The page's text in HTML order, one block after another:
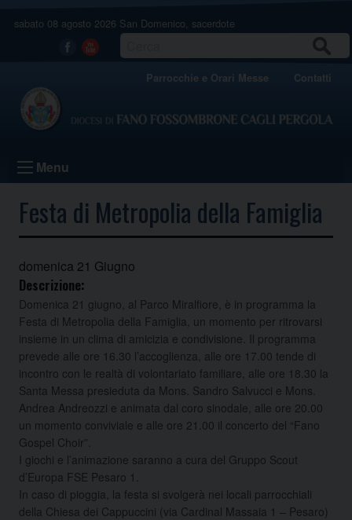
sabato 08 agosto 2026 San Domenico, sacerdote
Facebook
Youtube
Parrocchie e Orari Messe Contatti
Menu
Festa di Metropolia della Famiglia
domenica 21 Giugno
Descrizione:
Domenica 21 giugno, al Parco Miralfiore, è in programma la
Festa di Metropolia della Famiglia, un momento per ritrovarsi
insieme in un clima di amicizia e condivisione. Il programma
prevede alle ore 16.30 l’accoglienza, alle ore 17.00 tende di
incontro con le realtà di volontariato familiare, alle ore 18.30 la
Santa Messa presieduta da Mons. Sandro Salvucci e Mons.
Andrea Andreozzi e animata dal coro sinodale, alle ore 20.00
un momento conviviale e alle ore 21.00 il concerto del “Fano
Gospel Choir”.
I giochi e l’animazione saranno a cura del Gruppo Scout
d’Europa FSE Pesaro 1.
In caso di pioggia, la festa si svolgerà nei locali parrocchiali
della Chiesa dei Cappuccini (via Cardinal Massaia 1 – Pesaro)